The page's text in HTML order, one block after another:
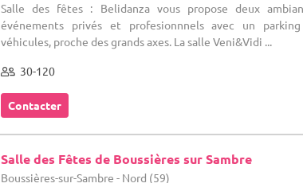
Salle des fêtes : Belidanza vous propose deux
événements privés et profesionnnels avec un
véhicules, proche des grands axes. La salle Veni&Vidi ...
30-120
Contacter
Salle des Fêtes de Boussières sur Sambre
Boussières-sur-Sambre - Nord (59)